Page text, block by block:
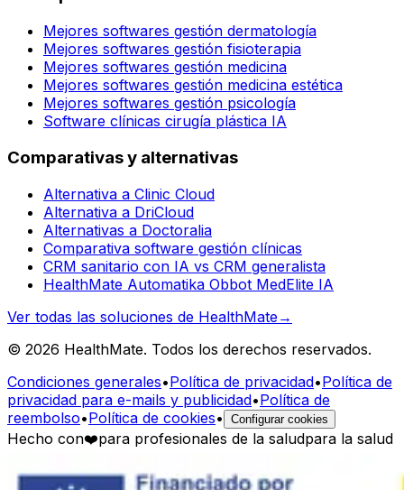
Mejores softwares gestión dermatología
Mejores softwares gestión fisioterapia
Mejores softwares gestión medicina
Mejores softwares gestión medicina estética
Mejores softwares gestión psicología
Software clínicas cirugía plástica IA
Comparativas y alternativas
Alternativa a Clinic Cloud
Alternativa a DriCloud
Alternativas a Doctoralia
Comparativa software gestión clínicas
CRM sanitario con IA vs CRM generalista
HealthMate Automatika Obbot MedElite IA
Ver todas las soluciones de HealthMate→
© 2026 HealthMate. Todos los derechos reservados.
Condiciones generales•Política de privacidad•Política de
privacidad para e-mails y publicidad•Política de
reembolso•Política de cookies• Configurar cookies
Hecho con❤️para profesionales de la saludpara la salud